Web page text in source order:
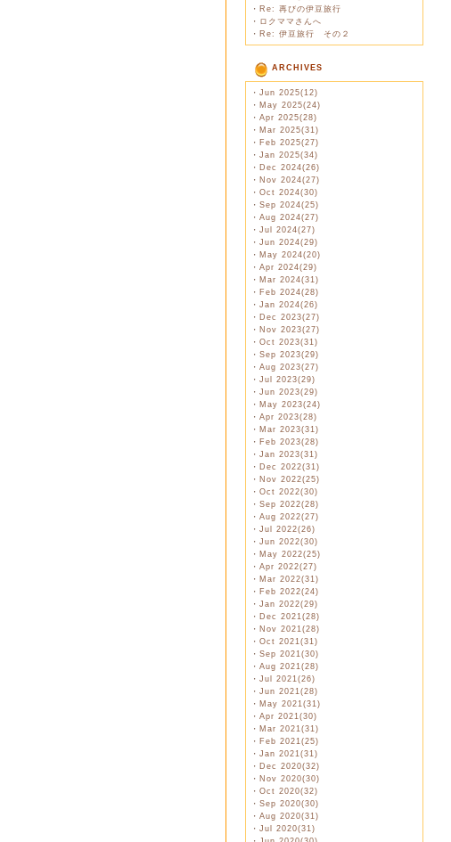
・ Re: 再びの伊豆旅行
・ ロクママさんへ
・ Re: 伊豆旅行 その２
ARCHIVES
・ Jun 2025(12)
・ May 2025(24)
・ Apr 2025(28)
・ Mar 2025(31)
・ Feb 2025(27)
・ Jan 2025(34)
・ Dec 2024(26)
・ Nov 2024(27)
・ Oct 2024(30)
・ Sep 2024(25)
・ Aug 2024(27)
・ Jul 2024(27)
・ Jun 2024(29)
・ May 2024(20)
・ Apr 2024(29)
・ Mar 2024(31)
・ Feb 2024(28)
・ Jan 2024(26)
・ Dec 2023(27)
・ Nov 2023(27)
・ Oct 2023(31)
・ Sep 2023(29)
・ Aug 2023(27)
・ Jul 2023(29)
・ Jun 2023(29)
・ May 2023(24)
・ Apr 2023(28)
・ Mar 2023(31)
・ Feb 2023(28)
・ Jan 2023(31)
・ Dec 2022(31)
・ Nov 2022(25)
・ Oct 2022(30)
・ Sep 2022(28)
・ Aug 2022(27)
・ Jul 2022(26)
・ Jun 2022(30)
・ May 2022(25)
・ Apr 2022(27)
・ Mar 2022(31)
・ Feb 2022(24)
・ Jan 2022(29)
・ Dec 2021(28)
・ Nov 2021(28)
・ Oct 2021(31)
・ Sep 2021(30)
・ Aug 2021(28)
・ Jul 2021(26)
・ Jun 2021(28)
・ May 2021(31)
・ Apr 2021(30)
・ Mar 2021(31)
・ Feb 2021(25)
・ Jan 2021(31)
・ Dec 2020(32)
・ Nov 2020(30)
・ Oct 2020(32)
・ Sep 2020(30)
・ Aug 2020(31)
・ Jul 2020(31)